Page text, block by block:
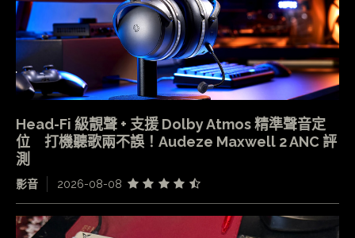
Head-Fi 級靚聲 + 支援 Dolby Atmos 精準聲音定
位 打機聽歌兩不誤！Audeze Maxwell 2 ANC 評
測
影音 2026-08-08